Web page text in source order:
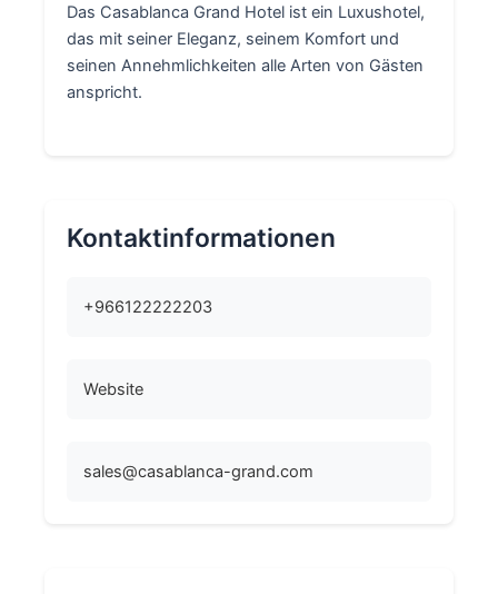
Das Casablanca Grand Hotel ist ein Luxushotel,
das mit seiner Eleganz, seinem Komfort und
seinen Annehmlichkeiten alle Arten von Gästen
anspricht.
Kontaktinformationen
+966122222203
Website
sales@casablanca-grand.com